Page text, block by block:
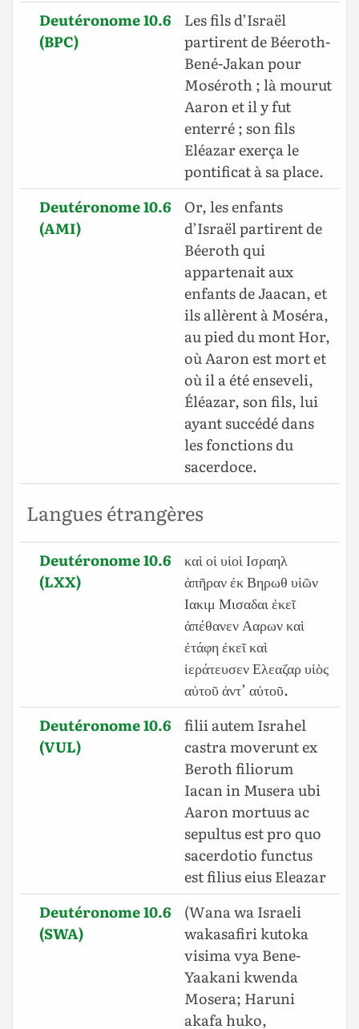
Deutéronome 10.6
(BPC)
Les fils d’Israël
partirent de Béeroth-
Bené-Jakan pour
Moséroth ; là mourut
Aaron et il y fut
enterré ; son fils
Eléazar exerça le
pontificat à sa place.
Deutéronome 10.6
(AMI)
Or, les enfants
d’Israël partirent de
Béeroth qui
appartenait aux
enfants de Jaacan, et
ils allèrent à Moséra,
au pied du mont Hor,
où Aaron est mort et
où il a été enseveli,
Éléazar, son fils, lui
ayant succédé dans
les fonctions du
sacerdoce.
Langues étrangères
Deutéronome 10.6
(LXX)
καὶ οἱ υἱοὶ Ισραηλ
ἀπῆραν ἐκ Βηρωθ υἱῶν
Ιακιμ Μισαδαι ἐκεῖ
ἀπέθανεν Ααρων καὶ
ἐτάφη ἐκεῖ καὶ
ἱεράτευσεν Ελεαζαρ υἱὸς
αὐτοῦ ἀντ’ αὐτοῦ.
Deutéronome 10.6
(VUL)
filii autem Israhel
castra moverunt ex
Beroth filiorum
Iacan in Musera ubi
Aaron mortuus ac
sepultus est pro quo
sacerdotio functus
est filius eius Eleazar
Deutéronome 10.6
(SWA)
(Wana wa Israeli
wakasafiri kutoka
visima vya Bene-
Yaakani kwenda
Mosera; Haruni
akafa huko,